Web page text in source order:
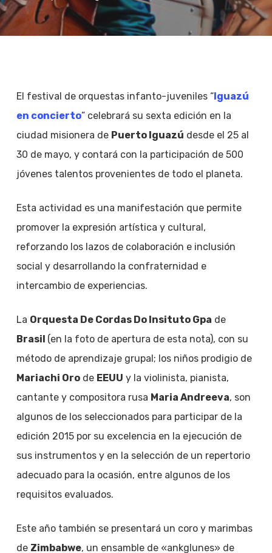
El festival de orquestas infanto-juveniles “Iguazú
en concierto” celebrará su sexta edición en la
ciudad misionera de Puerto Iguazú desde el 25 al
30 de mayo, y contará con la participación de 500
jóvenes talentos provenientes de todo el planeta.
Esta actividad es una manifestación que permite
promover la expresión artística y cultural,
reforzando los lazos de colaboración e inclusión
social y desarrollando la confraternidad e
intercambio de experiencias.
La Orquesta De Cordas Do Insituto Gpa de
Brasil (en la foto de apertura de esta nota), con su
método de aprendizaje grupal; los niños prodigio de
Mariachi Orode EEUU y la violinista, pianista,
cantante y compositora rusa Maria Andreeva, son
algunos de los seleccionados para participar de la
edición 2015 por su excelencia en la ejecución de
sus instrumentos y en la selección de un repertorio
adecuado para la ocasión, entre algunos de los
requisitos evaluados.
Este año también se presentará un coro y marimbas
de Zimbabwe, un ensamble de «ankglunes» de